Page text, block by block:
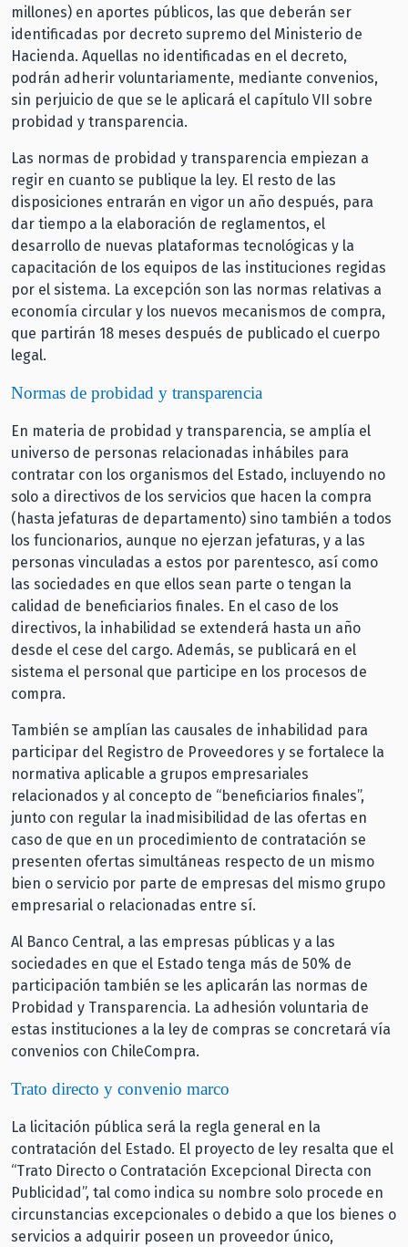
millones) en aportes públicos, las que deberán ser
identificadas por decreto supremo del Ministerio de
Hacienda. Aquellas no identificadas en el decreto,
podrán adherir voluntariamente, mediante convenios,
sin perjuicio de que se le aplicará el capítulo VII sobre
probidad y transparencia.
Las normas de probidad y transparencia empiezan a
regir en cuanto se publique la ley. El resto de las
disposiciones entrarán en vigor un año después, para
dar tiempo a la elaboración de reglamentos, el
desarrollo de nuevas plataformas tecnológicas y la
capacitación de los equipos de las instituciones regidas
por el sistema. La excepción son las normas relativas a
economía circular y los nuevos mecanismos de compra,
que partirán 18 meses después de publicado el cuerpo
legal.
Normas de probidad y transparencia
En materia de probidad y transparencia, se amplía el
universo de personas relacionadas inhábiles para
contratar con los organismos del Estado, incluyendo no
solo a directivos de los servicios que hacen la compra
(hasta jefaturas de departamento) sino también a todos
los funcionarios, aunque no ejerzan jefaturas, y a las
personas vinculadas a estos por parentesco, así como
las sociedades en que ellos sean parte o tengan la
calidad de beneficiarios finales. En el caso de los
directivos, la inhabilidad se extenderá hasta un año
desde el cese del cargo. Además, se publicará en el
sistema el personal que participe en los procesos de
compra.
También se amplían las causales de inhabilidad para
participar del Registro de Proveedores y se fortalece la
normativa aplicable a grupos empresariales
relacionados y al concepto de “beneficiarios finales”,
junto con regular la inadmisibilidad de las ofertas en
caso de que en un procedimiento de contratación se
presenten ofertas simultáneas respecto de un mismo
bien o servicio por parte de empresas del mismo grupo
empresarial o relacionadas entre sí.
Al Banco Central, a las empresas públicas y a las
sociedades en que el Estado tenga más de 50% de
participación también se les aplicarán las normas de
Probidad y Transparencia. La adhesión voluntaria de
estas instituciones a la ley de compras se concretará vía
convenios con ChileCompra.
Trato directo y convenio marco
La licitación pública será la regla general en la
contratación del Estado. El proyecto de ley resalta que el
“Trato Directo o Contratación Excepcional Directa con
Publicidad”, tal como indica su nombre solo procede en
circunstancias excepcionales o debido a que los bienes o
servicios a adquirir poseen un proveedor único,